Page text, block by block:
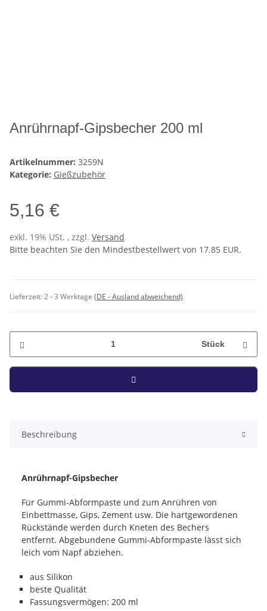
Anrührnapf-Gipsbecher 200 ml
Artikelnummer: 3259N
Kategorie: Gießzubehör
5,16 €
exkl. 19% USt. , zzgl. Versand
Bitte beachten Sie den Mindestbestellwert von 17.85 EUR.
Lieferzeit:2 - 3 Werktage (DE - Ausland abweichend)
Stück
Beschreibung
Anrührnapf-Gipsbecher
Für Gummi-Abformpaste und zum Anrühren von
Einbettmasse, Gips, Zement usw. Die hartgewordenen
Rückstände werden durch Kneten des Bechers
entfernt. Abgebundene Gummi-Abformpaste lässt sich
leich vom Napf abziehen.
aus Silikon
beste Qualität
Fassungsvermögen: 200 ml